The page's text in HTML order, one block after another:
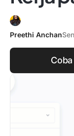
Preethi Anchan